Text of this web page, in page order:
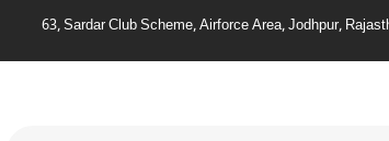
Club Scheme, Airforce Area, Jodhpur, Rajasthan – 342011